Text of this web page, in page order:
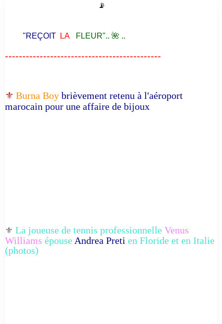
📡
"REÇOIT LA FLEUR".. 🌺 ..
---------------------------------------------
⚜️ Burna Boy brièvement retenu à l'aéroport
marocain pour une affaire de bijoux
⚜️ La joueuse de tennis professionnelle Venus
Williams épouse Andrea Preti en Floride et en Italie
(photos)